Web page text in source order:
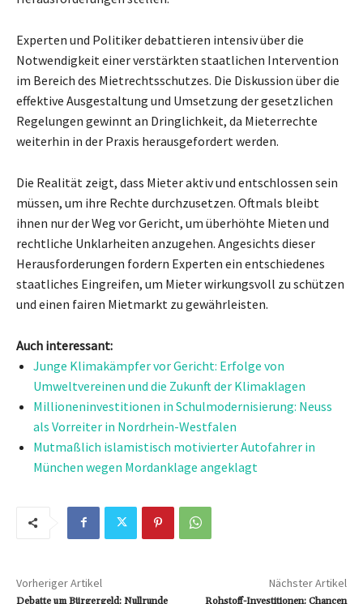
Experten und Politiker debattieren intensiv über die
Notwendigkeit einer verstärkten staatlichen Intervention
im Bereich des Mietrechtsschutzes. Die Diskussion über die
effektive Ausgestaltung und Umsetzung der gesetzlichen
Regelungen gewinnt an Dringlichkeit, da Mieterrechte
weiterhin in der Praxis herausgefordert werden.
Die Realität zeigt, dass Mieter aktiv und entschlossen sein
müssen, um ihre Rechte durchzusetzen. Oftmals bleibt
ihnen nur der Weg vor Gericht, um überhöhte Mieten und
rechtliche Unklarheiten anzugehen. Angesichts dieser
Herausforderungen fordern Experten ein entschiedenes
staatliches Eingreifen, um Mieter wirkungsvoll zu schützen
und einen fairen Mietmarkt zu gewährleisten.
Auch interessant:
Junge Klimakämpfer vor Gericht: Erfolge von
Umweltvereinen und die Zukunft der Klimaklagen
Millioneninvestitionen in Schulmodernisierung: Neuss
als Vorreiter in Nordrhein-Westfalen
Mutmaßlich islamistisch motivierter Autofahrer in
München wegen Mordanklage angeklagt
Vorheriger Artikel
Debatte um Bürgergeld: Nullrunde
Nächster Artikel
Rohstoff-Investitionen: Chancen